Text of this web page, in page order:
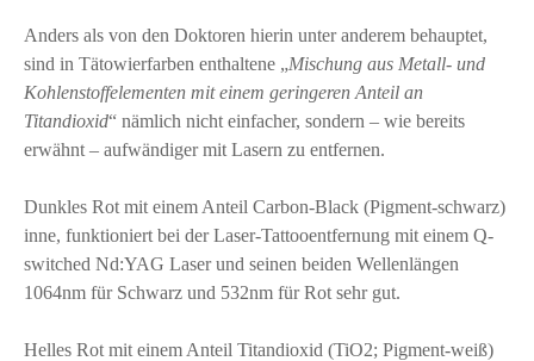
Anders als von den Doktoren hierin unter anderem behauptet,
sind in Tätowierfarben enthaltene „Mischung aus Metall- und
Kohlenstoffelementen mit einem geringeren Anteil an
Titandioxid“ nämlich nicht einfacher, sondern – wie bereits
erwähnt – aufwändiger mit Lasern zu entfernen.
Dunkles Rot mit einem Anteil Carbon-Black (Pigment-schwarz)
inne, funktioniert bei der Laser-Tattooentfernung mit einem Q-
switched Nd:YAG Laser und seinen beiden Wellenlängen
1064nm für Schwarz und 532nm für Rot sehr gut.
Helles Rot mit einem Anteil Titandioxid (TiO2; Pigment-weiß)